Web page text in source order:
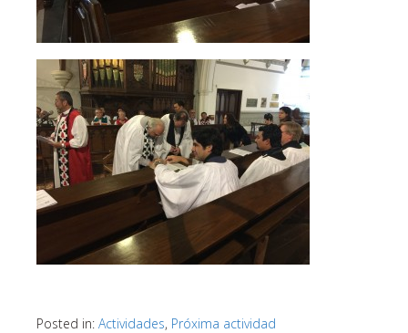
Posted in: Actividades, Próxima actividad